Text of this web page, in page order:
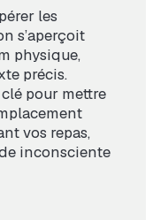
les
s’aperçoit
physique,
précis.
pour mettre
vos repas,
inconsciente